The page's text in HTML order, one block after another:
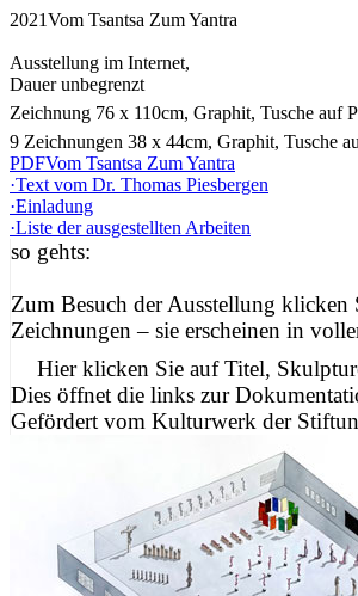
2021Vom Tsantsa Zum Yantra
Ausstellung im Internet,
Dauer unbegrenzt
Zeichnung 76 x 110cm, Graphit, Tusche auf
9 Zeichnungen 38 x 44cm, Graphit, Tusche
PDFVom Tsantsa Zum Yantra
·Text vom Dr. Thomas Piesbergen
·Einladung
·Liste der ausgestellten Arbeiten
so gehts:
Zum Besuch der Ausstellung klicken
Zeichnungen – sie erscheinen in
Hier klicken Sie auf Titel,
Dies öffnet die links zur
Gefördert vom Kulturwerk der